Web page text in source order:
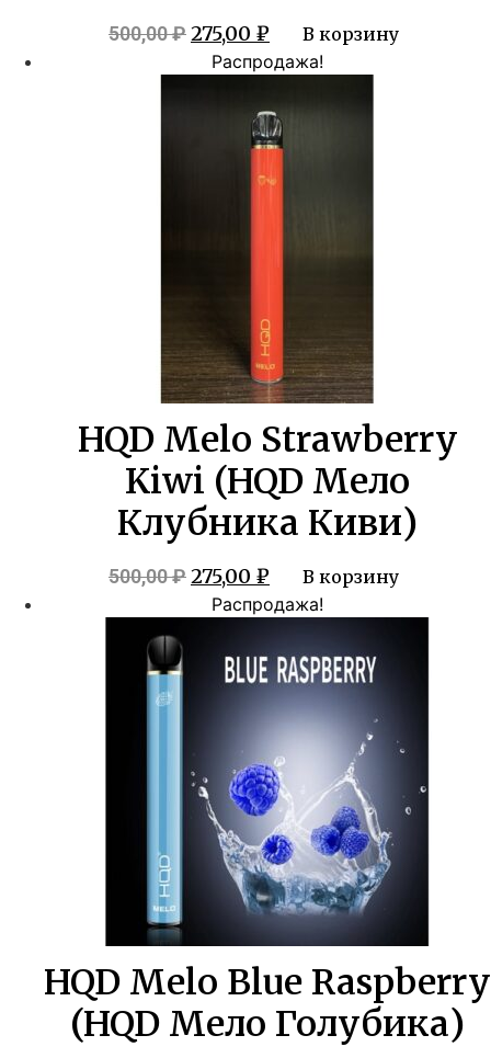
500,00₽Первоначальная
цена
500,00 ₽.
275,00 ₽ Текущая
цена:
В корзину
Распродажа!
HQD Melo Strawberry
Kiwi (HQD Мело
Клубника Киви)
500,00₽Первоначальная
цена
500,00 ₽.
275,00 ₽ Текущая
цена:
В корзину
Распродажа!
HQD Melo Blue Raspberry
(HQD Мело Голубика)